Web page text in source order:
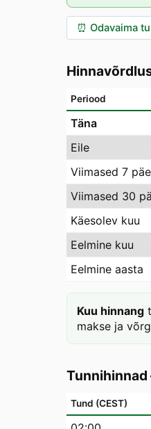
⏰ Odavaima
Periood
Täna
Eile
Viimased 7
Viimased 30
Käesolev kuu
Eelmine kuu
Eelmine aasta
Kuu hinnang
makse ja
Tund (CEST)